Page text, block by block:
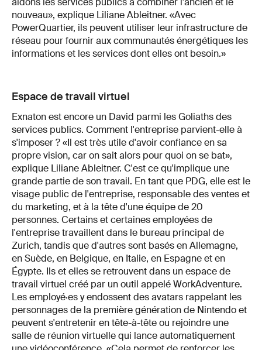
nouveau», explique Liliane Ableitner. «Avec
PowerQuartier, ils peuvent utiliser leur infrastructure de
réseau pour fournir aux communautés énergétiques les
informations et les services dont elles ont besoin.»
Espace de travail virtuel
Exnaton est encore un David parmi les Goliaths des
services publics. Comment l'entreprise parvient-elle à
s'imposer ? «Il est très utile d'avoir confiance en sa
propre vision, car on sait alors pour quoi on se bat»,
explique Liliane Ableitner. C'est ce qu'implique une
grande partie de son travail. En tant que PDG, elle est le
visage public de l'entreprise, responsable des ventes et
du marketing, et à la tête d'une équipe de 20
personnes. Certains et certaines employées de
l'entreprise travaillent dans le bureau principal de
Zurich, tandis que d'autres sont basés en Allemagne,
en Suède, en Belgique, en Italie, en Espagne et en
Égypte. Ils et elles se retrouvent dans un espace de
travail virtuel créé par un outil appelé WorkAdventure.
Les employé·es y endossent des avatars rappelant les
personnages de la première génération de Nintendo et
peuvent s'entretenir en tête-à-tête ou rejoindre une
salle de réunion virtuelle qui lance automatiquement